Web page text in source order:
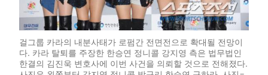
걸그룹 카라의 내분사태가 로펌간 전면전으로 확대될 전망이
다. 카라 탈퇴를 주장한 한승연 정니콜 강지영 측은 법무법인
한결의 김진욱 변호사에 이번 사건을 의뢰할 것으로 전해졌다.